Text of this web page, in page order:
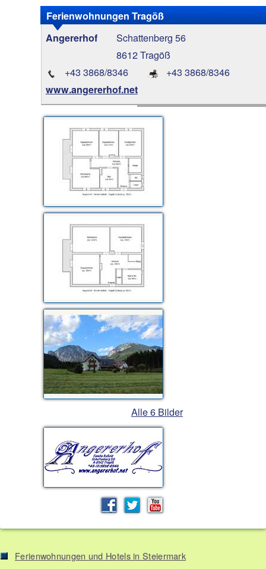
Ferienwohnungen Tragöß
Angererhof
Schattenberg 56
8612 Tragöß
+43 3868/8346
+43 3868/8346
www.angererhof.net
Alle 6 Bilder
Ferienwohnungen und Hotels in Steiermark